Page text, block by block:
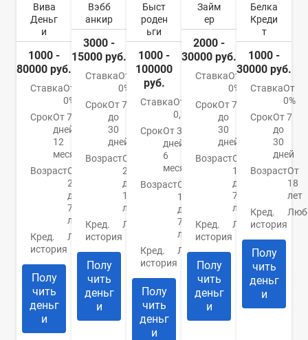
Вива
Деньг
и
1000 -
80000 руб.
СтавкаОт
0%
СрокОт 7
дней до
12
месяцев
ВозрастОт
21
до
70
лет
Кред.
история
Любая
Полу
чить
деньг
и
Вэбб
анкир
3000 -
15000 руб.
СтавкаОт
0%
СрокОт 7
до
30
дней
ВозрастОт
20
до
100
лет
Кред.
история
Любая
Полу
чить
деньг
и
Быст
роден
ьги
1000 -
100000
руб.
СтавкаОт
0,85%
СрокОт 3
дней до
6
месяцев
ВозрастОт
18
до
75
лет
Кред.
история
Любая
Полу
чить
деньг
и
Займ
ер
2000 -
30000 руб.
СтавкаОт
0%
СрокОт 7
до
30
дней
ВозрастОт
18
до
75
лет
Кред.
история
Любая
Полу
чить
деньг
и
Белка
Креди
т
1000 -
30000 руб.
СтавкаОт
0%
СрокОт 7
до
30
дней
ВозрастОт
18
лет
Кред.
история
Полу
чить
деньг
и